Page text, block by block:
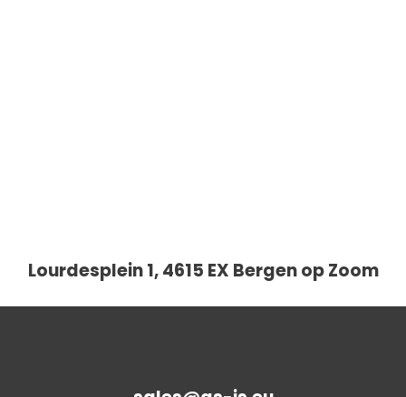
Lourdesplein 1, 4615 EX Bergen op Zoom